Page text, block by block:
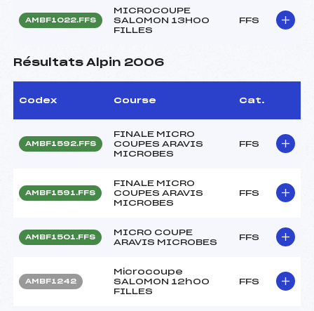
AMBF1022.FFS
MICROCOUPE
SALOMON 13H00
FILLES
FFS
Résultats Alpin 2006
Codex Course Cat.
AMBF1592.FFS
FINALE MICRO
COUPES ARAVIS
MICROBES
FFS
AMBF1591.FFS
FINALE MICRO
COUPES ARAVIS
MICROBES
FFS
AMBF1501.FFS
MICRO COUPE
ARAVIS MICROBES
FFS
AMBF1242
Microcoupe
SALOMON 12h00
FILLES
FFS